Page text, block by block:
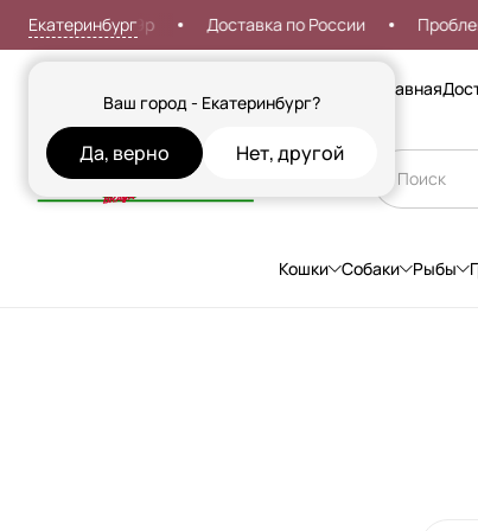
Екатеринбург
Ваш город - Екатеринбург?
Да, верно Нет, другой
от 999р Доставка по России Проблемы
Главная
Кошки Собаки Рыбы